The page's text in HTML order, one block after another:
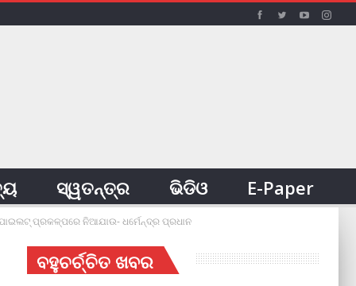
ସ୍ୱତନ୍ତ୍ର ଭିଡିଓ E-Paper
ପ୍ରକଳ୍ପରେ ନିଆଯାଉ- ଧର୍ମେନ୍ଦ୍ର ପ୍ରଧାନ
ବହୁଚର୍ଚ୍ଚିତ ଖବର